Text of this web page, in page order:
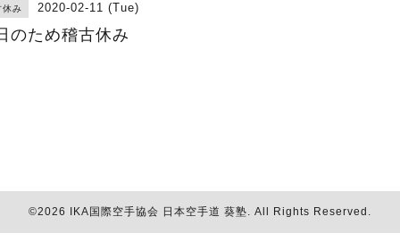
休み 2020-02-11 (Tue)
のため稽古休み
©2026 IKA国際空手協会 日本空手道 葵塾. All Rights Reserved.